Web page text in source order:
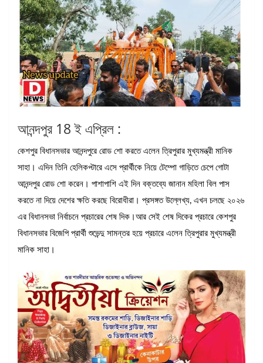
আনন্দপুর 18 ই এপ্রিল :
কেশপুর বিধানসভার আনন্দপুরে রোড শো করতে এলেন ত্রিপুরার মুখ্যমন্ত্রী মানিক
সাহা। এদিন তিনি হেলিকপ্টারে এসে প্রার্থীকে নিয়ে টেম্পো গাড়িতে চেপে গোটা
আনন্দপুর রোড শো করেন। পাশাপাশি এই দিন বক্তব্যে জানান মহিলা বিল পাস
করতে না দিয়ে দেশের ক্ষতি করছে বিরোধীরা। প্রসঙ্গত উল্লেখ্য, এখন চলছে ২০২৬
এর বিধানসভা নির্বাচনে প্রচারের শেষ দিক।আর সেই শেষ দিকের প্রচারে কেশপুর
বিধানসভার বিজেপি প্রার্থী শুভেন্দু সামন্তর হয়ে প্রচারে এলেন ত্রিপুরার মুখ্যমন্ত্রী
মানিক সাহা।